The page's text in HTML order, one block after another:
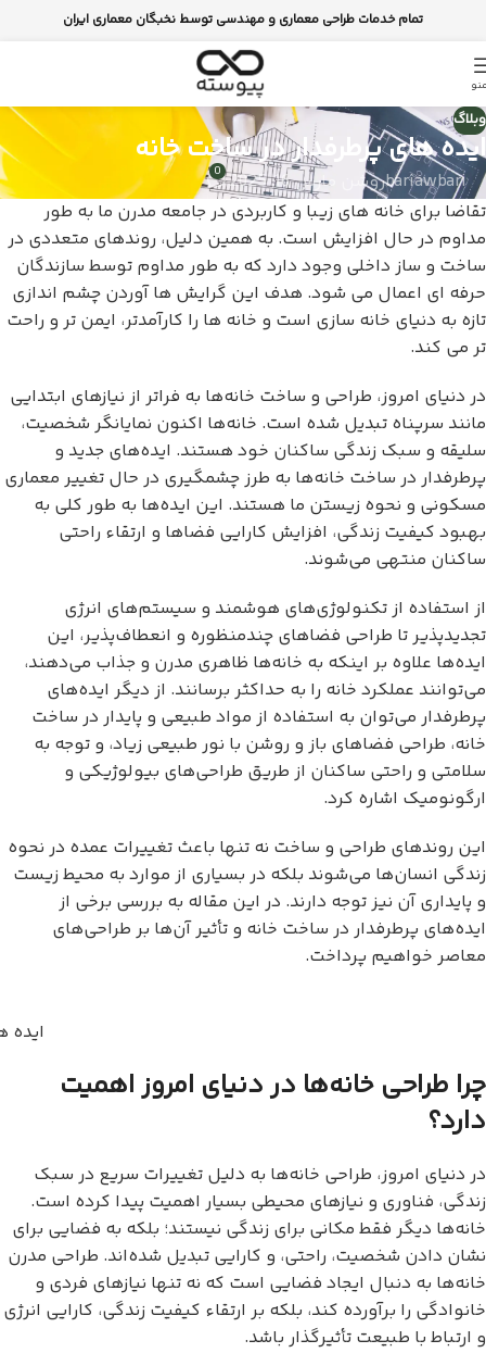
تمام خدمات طراحی معماری و مهندسی توسط نخبگان معماری ایران
وبلاگ
ایده های پرطرفدار در ساخت خانه
bariawbariروشن مارس 16, 2025 0
تقاضا برای خانه های زیبا و کاربردی در جامعه مدرن ما به طور
مداوم در حال افزایش است. به همین دلیل، روندهای متعددی در
ساخت و ساز داخلی وجود دارد که به طور مداوم توسط سازندگان
حرفه ای اعمال می شود. هدف این گرایش ها آوردن چشم اندازی
تازه به دنیای خانه سازی است و خانه ها را کارآمدتر، ایمن تر و راحت
تر می کند.
در دنیای امروز، طراحی و ساخت خانه‌ها به فراتر از نیازهای ابتدایی
مانند سرپناه تبدیل شده است. خانه‌ها اکنون نمایانگر شخصیت،
سلیقه و سبک زندگی ساکنان خود هستند. ایده‌های جدید و
پرطرفدار در ساخت خانه‌ها به طرز چشمگیری در حال تغییر معماری
مسکونی و نحوه زیستن ما هستند. این ایده‌ها به طور کلی به
بهبود کیفیت زندگی، افزایش کارایی فضاها و ارتقاء راحتی
ساکنان منتهی می‌شوند.
از استفاده از تکنولوژی‌های هوشمند و سیستم‌های انرژی
تجدیدپذیر تا طراحی فضاهای چندمنظوره و انعطاف‌پذیر، این
ایده‌ها علاوه بر اینکه به خانه‌ها ظاهری مدرن و جذاب می‌دهند،
می‌توانند عملکرد خانه را به حداکثر برسانند. از دیگر ایده‌های
پرطرفدار می‌توان به استفاده از مواد طبیعی و پایدار در ساخت
خانه، طراحی فضاهای باز و روشن با نور طبیعی زیاد، و توجه به
سلامتی و راحتی ساکنان از طریق طراحی‌های بیولوژیکی و
ارگونومیک اشاره کرد.
این روندهای طراحی و ساخت نه تنها باعث تغییرات عمده در نحوه
زندگی انسان‌ها می‌شوند بلکه در بسیاری از موارد به محیط زیست
و پایداری آن نیز توجه دارند. در این مقاله به بررسی برخی از
ایده‌های پرطرفدار در ساخت خانه و تأثیر آن‌ها بر طراحی‌های
معاصر خواهیم پرداخت.
ایده
چرا طراحی خانه‌ها در دنیای امروز اهمیت
دارد؟
در دنیای امروز، طراحی خانه‌ها به دلیل تغییرات سریع در سبک
زندگی، فناوری و نیازهای محیطی بسیار اهمیت پیدا کرده است.
خانه‌ها دیگر فقط مکانی برای زندگی نیستند؛ بلکه به فضایی برای
نشان دادن شخصیت، راحتی، و کارایی تبدیل شده‌اند. طراحی مدرن
خانه‌ها به دنبال ایجاد فضایی است که نه تنها نیازهای فردی و
خانوادگی را برآورده کند، بلکه بر ارتقاء کیفیت زندگی، کارایی انرژی
و ارتباط با طبیعت تأثیرگذار باشد.